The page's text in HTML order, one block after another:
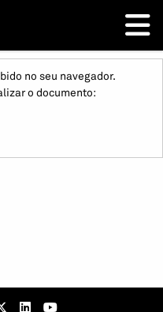
no seu navegador.
o documento: